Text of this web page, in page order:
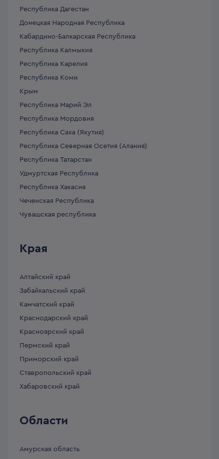
Республика Дагестан
Донецкая Народная Республика
Кабардино-Балкарская Республика
Республика Калмыкия
Республика Карелия
Республика Коми
Крым
Республика Марий Эл
Республика Мордовия
Республика Саха (Якутия)
Республика Северная Осетия (Алания)
Республика Татарстан
Удмуртская Республика
Республика Хакасия
Чеченская Республика
Чувашская республика
Края
Алтайский край
Забайкальский край
Камчатский край
Краснодарский край
Красноярский край
Пермский край
Приморский край
Ставропольский край
Хабаровский край
Области
Амурская область